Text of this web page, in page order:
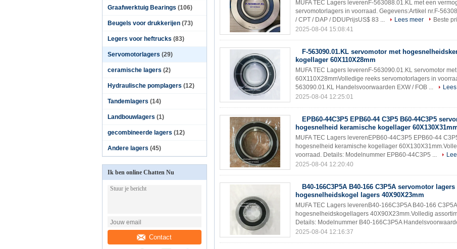
Graafwerktuig Bearings (106)
Beugels voor drukkerijen (73)
Legers voor heftrucks (83)
Servomotorlagers (29)
ceramische lagers (2)
Hydraulische pomplagers (12)
Tandemlagers (14)
Landbouwlagers (1)
gecombineerde lagers (12)
Andere lagers (45)
Ik ben online Chatten Nu
Contact
MUFA TEC Lagers leverenF-563088.01.KL met een
servomotorlagers in voorraad. Gegevens:Artikel nr.F-
/ CPT / DAP / DDUPrijsUS$ 83 ...
Lees meer
Beste
2025-08-04 15:08:41
F-563090.01.KL servomotor met
kogellager 60X110X28mm
MUFA TEC Lagers leverenF-563090.01.KL servomotor
60X110X28mmVolledige reeks servomotorlagers in
563090.01.KL Handelsvoorwaarden EXW / FOB ...
2025-08-04 12:25:01
EPB60-44C3P5 EPB60-44 C3P5 B60-44C3P5
hogesnelheid keramische kogellager
MUFA TEC Lagers leverenEPB60-44C3P5 EPB60-44
hogesnelheid keramische kogellager
voorraad. Details: Modelnummer EPB60-44C3P5 ...
2025-08-04 12:20:40
B40-166C3P5A B40-166 C3P5A servomotor lagers
hogesnelheidskogel lagers 40X90X23mm
MUFA TEC Lagers leverenB40-166C3P5A B40-166
hogesnelheidskogellagers 40X90X23mm.Volledig
Details: Modelnummer B40-166C3P5A
2025-08-04 12:16:37